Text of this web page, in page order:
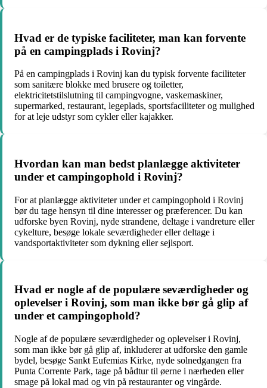
Hvad er de typiske faciliteter, man kan forvente
på en campingplads i Rovinj?
På en campingplads i Rovinj kan du typisk forvente faciliteter
som sanitære blokke med brusere og toiletter,
elektricitetstilslutning til campingvogne, vaskemaskiner,
supermarked, restaurant, legeplads, sportsfaciliteter og mulighed
for at leje udstyr som cykler eller kajakker.
Hvordan kan man bedst planlægge aktiviteter
under et campingophold i Rovinj?
For at planlægge aktiviteter under et campingophold i Rovinj
bør du tage hensyn til dine interesser og præferencer. Du kan
udforske byen Rovinj, nyde strandene, deltage i vandreture eller
cykelture, besøge lokale seværdigheder eller deltage i
vandsportaktiviteter som dykning eller sejlsport.
Hvad er nogle af de populære seværdigheder og
oplevelser i Rovinj, som man ikke bør gå glip af
under et campingophold?
Nogle af de populære seværdigheder og oplevelser i Rovinj,
som man ikke bør gå glip af, inkluderer at udforske den gamle
bydel, besøge Sankt Eufemias Kirke, nyde solnedgangen fra
Punta Corrente Park, tage på bådtur til øerne i nærheden eller
smage på lokal mad og vin på restauranter og vingårde.